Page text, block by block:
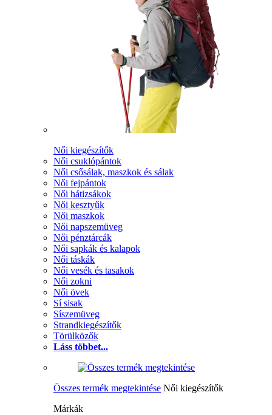
Női kiegészítők
Női csuklópántok
Női csősálak, maszkok és sálak
Női fejpántok
Női hátizsákok
Női kesztyűk
Női maszkok
Női napszemüveg
Női pénztárcák
Női sapkák és kalapok
Női táskák
Női vesék és tasakok
Női zokni
Női övek
Sí sisak
Síszemüveg
Strandkiegészítők
Törülközők
Láss többet...
Összes termék megtekintése Női kiegészítők
Márkák